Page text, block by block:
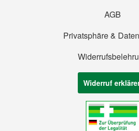
AGB
Privatsphäre &
Widerruf